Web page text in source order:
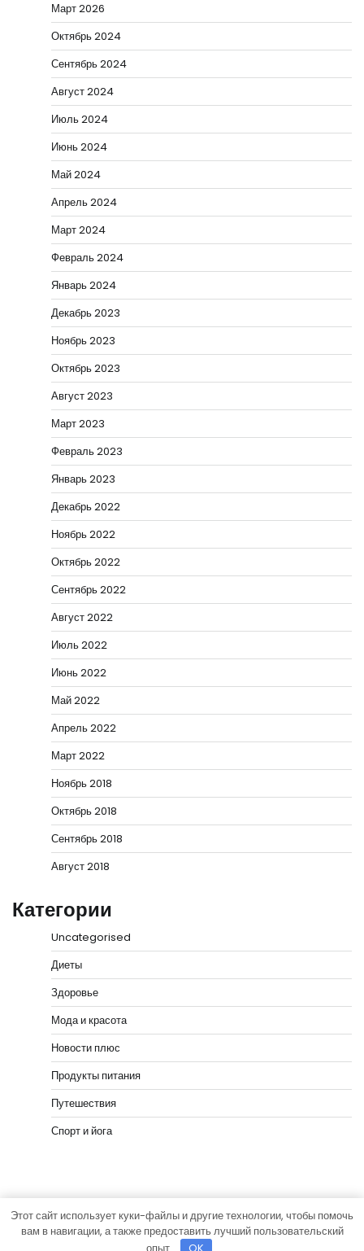
Март 2026
Октябрь 2024
Сентябрь 2024
Август 2024
Июль 2024
Июнь 2024
Май 2024
Апрель 2024
Март 2024
Февраль 2024
Январь 2024
Декабрь 2023
Ноябрь 2023
Октябрь 2023
Август 2023
Март 2023
Февраль 2023
Январь 2023
Декабрь 2022
Ноябрь 2022
Октябрь 2022
Сентябрь 2022
Август 2022
Июль 2022
Июнь 2022
Май 2022
Апрель 2022
Март 2022
Ноябрь 2018
Октябрь 2018
Сентябрь 2018
Август 2018
Категории
Uncategorised
Диеты
Здоровье
Мода и красота
Новости плюс
Продукты питания
Путешествия
Спорт и йога
Copyright © 2026vip-hata.ruТема News Bank от
Этот сайт использует куки-файлы и другие технологии, чтобы помочь
вам в навигации, а также предоставить лучший пользовательский